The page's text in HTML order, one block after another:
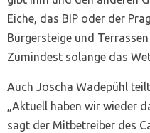
Eiche, das BIP oder der
Bürgersteige und
Zumindest solange das
Auch Joscha Wadepühl
„Aktuell haben wir wieder
sagt der Mitbetreiber des